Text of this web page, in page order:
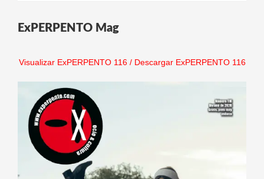
ExPERPENTO Mag
Visualizar ExPERPENTO 116/ Descargar ExPERPENTO 116